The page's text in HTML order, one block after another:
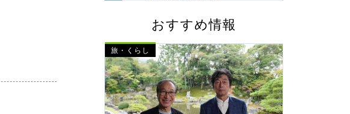
おすすめ情報
旅・くらし